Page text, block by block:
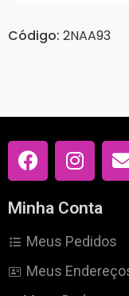
Código: 2NAA93
Minha Conta
Meus Pedidos
Meus